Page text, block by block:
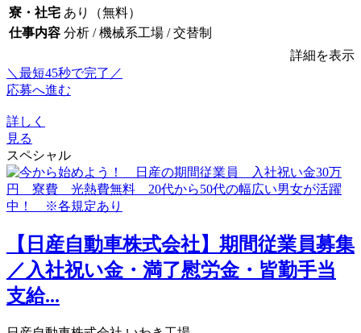
寮・社宅 あり（無料）
仕事内容 分析 / 機械系工場 / 交替制
詳細を表示
＼最短45秒で完了／
応募へ進む
詳しく
見る
スペシャル
【日産自動車株式会社】期間従業員募集
／入社祝い金・満了慰労金・皆勤手当
支給...